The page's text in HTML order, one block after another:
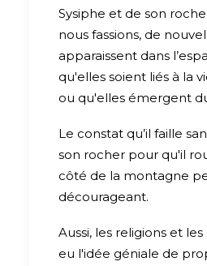
Sysiphe et de son
nous fassions, de
apparaissent dans
qu'elles soient liés à la
ou qu'elles émergent
Le constat qu’il faille
son rocher pour qu'il
côté de la montagne
décourageant.
Aussi, les religions et
eu l'idée géniale de